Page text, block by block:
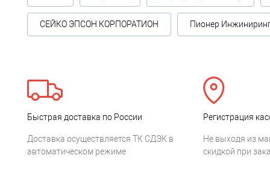
СЕЙКО ЭПСОН КОРПОРАТИОН Пионер
Быстрая доставка по России
Доставка осуществляется ТК СДЭК в
автоматическом режиме
Регистрация
Не выходя из
скидкой при